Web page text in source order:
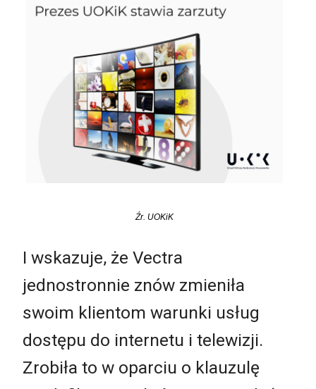
Źr. UOKiK
I wskazuje, że Vectra
jednostronnie znów zmieniła
swoim klientom warunki usług
dostępu do internetu i telewizji.
Zrobiła to w oparciu o klauzulę